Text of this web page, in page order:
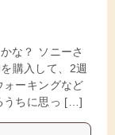
な？ ソニーさ
購入して、2週
ォーキングなど
うちに思っ […]